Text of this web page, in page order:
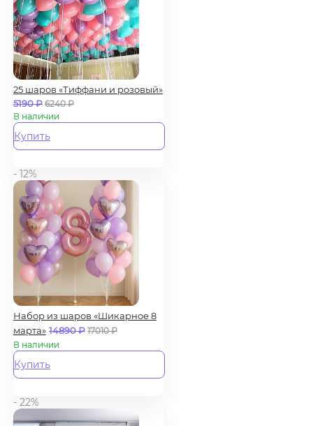
25 шаров «Тиффани и розовый»
5190₽ 6240₽
В наличии
Купить
- 12%
Набор из шаров «Шикарное 8
марта» 14890₽ 17010₽
В наличии
Купить
- 22%